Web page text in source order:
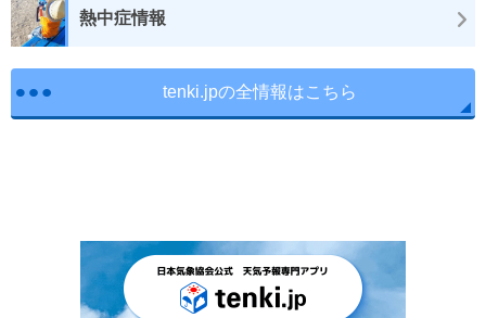
熱中症情報
tenki.jpの全情報はこちら